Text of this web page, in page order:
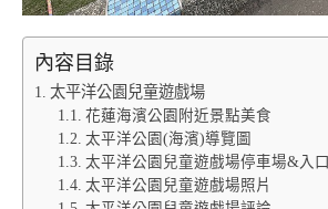
內容目錄
太平洋公園兒童遊戲場
花蓮海濱公園附近景點美食
太平洋公園(海濱)導覽圖
太平洋公園兒童遊戲場停車場&入口
太平洋公園兒童遊戲場照片